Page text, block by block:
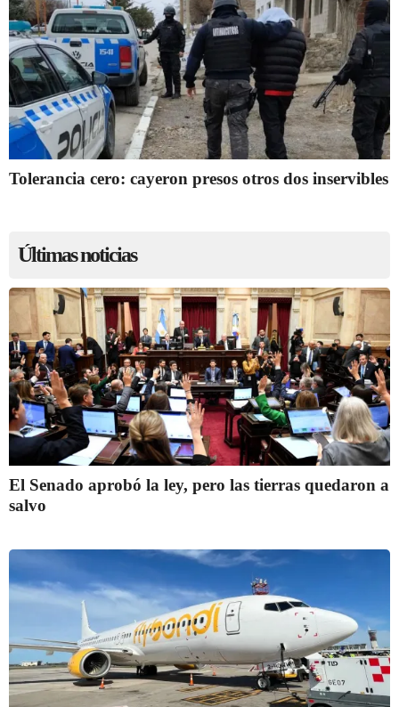
Tolerancia cero: cayeron presos otros dos inservibles
Últimas noticias
El Senado aprobó la ley, pero las tierras quedaron a
salvo